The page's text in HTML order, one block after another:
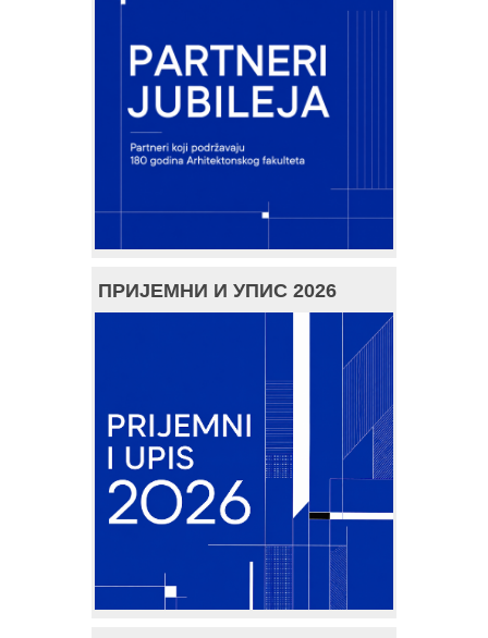
ПРИЈЕМНИ И УПИС 2026